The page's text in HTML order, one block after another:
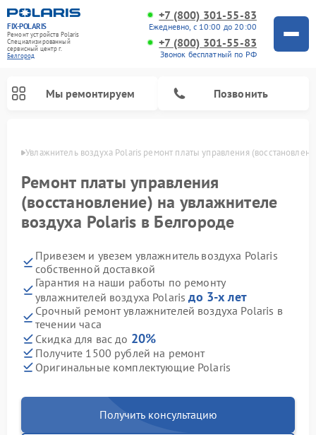
FIX-POLARIS
Ремонт устройств Polaris
Специализированный
cервисный центр г.
Белгород
+7 (800) 301-55-83
Ежедневно, с 10:00 до 20:00
+7 (800) 301-55-83
Звонок бесплатный по РФ
Мы ремонтируем Позвонить
Увлажнитель воздуха Polaris ремонт платы управления
Ремонт платы управления
(восстановление) на увлажнителе
воздуха Polaris в Белгороде
Привезем и увезем увлажнитель воздуха Polaris
собственной доставкой
Гарантия на наши работы по ремонту
увлажнителей воздуха Polarisдо 3-х лет
Срочный ремонт увлажнителей воздуха Polaris в
течении часа
Скидка для вас до 20%
Получите 1500 рублей на ремонт
Оригинальные комплектующие Polaris
Получить консультацию